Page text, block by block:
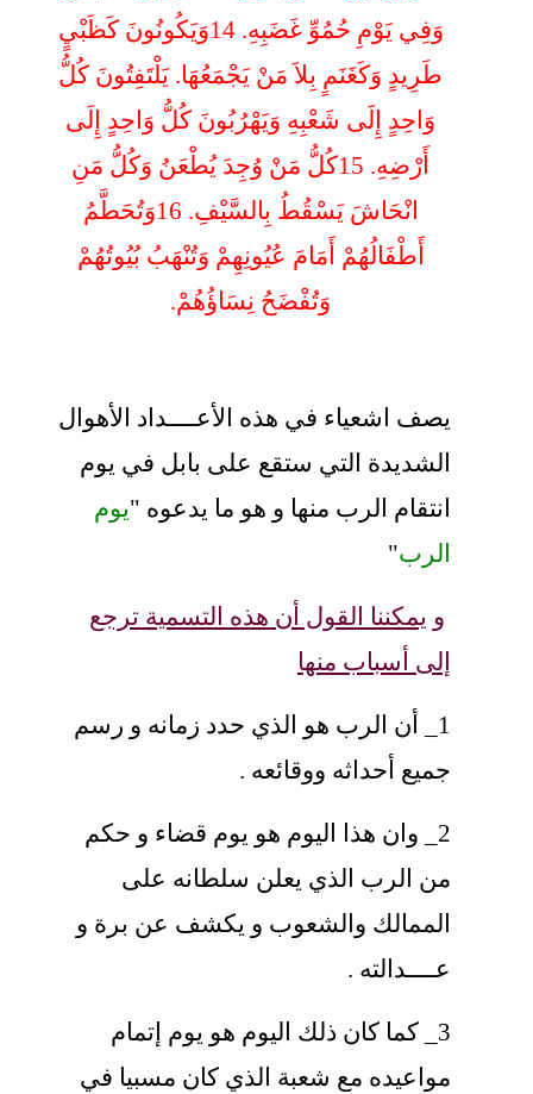
وَفِي يَوْمِ حُمُوِّ غَضَبِهِ. 14وَيَكُونُونَ كَظَبْيٍ
طَرِيدٍ وَكَغَنَمٍ بِلاَ مَنْ يَجْمَعُهَا. يَلْتَفِتُونَ كُلُّ
وَاحِدٍ إِلَى شَعْبِهِ وَيَهْرُبُونَ كُلُّ وَاحِدٍ إِلَى
أَرْضِهِ. 15كُلُّ مَنْ وُجِدَ يُطْعَنُ وَكُلُّ مَنِ
انْحَاشَ يَسْقُطُ بِالسَّيْفِ. 16وَتُحَطَّمُ
أَطْفَالُهُمْ أَمَامَ عُيُونِهِمْ وَتُنْهَبُ بُيُوتُهُمْ
وَتُفْضَحُ نِسَاؤُهُمْ.
يصف اشعياء في هذه الأعــــداد الأهوال
الشديدة التي ستقع على بابل في يوم
انتقام الرب منها و هو ما يدعوه "يوم
الرب"
و يمكننا القول أن هذه التسمية ترجع
إلى أسباب منها
1_ أن الرب هو الذي حدد زمانه و رسم
جميع أحداثه ووقائعه .
2_ وان هذا اليوم هو يوم قضاء و حكم
من الرب الذي يعلن سلطانه على
الممالك والشعوب و يكشف عن برة و
عــــدالته .
3_ كما كان ذلك اليوم هو يوم إتمام
مواعيده مع شعبة الذي كان مسبيا في